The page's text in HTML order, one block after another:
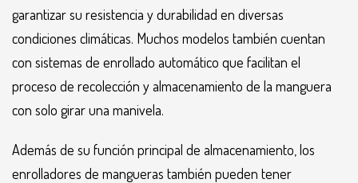
garantizar su resistencia y durabilidad en diversas
condiciones climáticas. Muchos modelos también cuentan
con sistemas de enrollado automático que facilitan el
proceso de recolección y almacenamiento de la manguera
con solo girar una manivela.
Además de su función principal de almacenamiento, los
enrolladores de mangueras también pueden tener